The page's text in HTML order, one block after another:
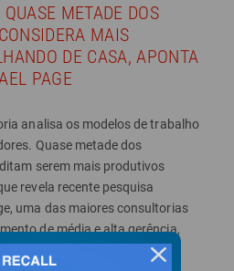
METADE DOS
MAIS
DE CASA, APONTA
PAGE
analisa os modelos de trabalho
Quase metade dos
serem mais produtivos
revela recente pesquisa
uma das maiores consultorias
de média e alta gerência,
com o estudo Guia […]